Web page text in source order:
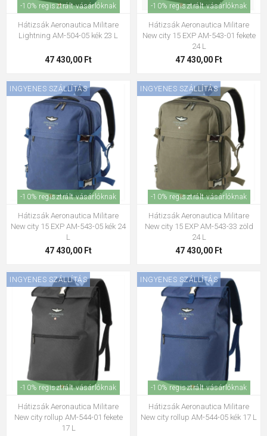
-10% regisztrált vásárlóknak
Hátizsák Aeronautica Militare
Lightning AM-504-05 kék 23 L
47 430,00 Ft
-10% regisztrált vásárlóknak
Hátizsák Aeronautica Militare
New city 15 EXP AM-543-01 fekete
24 L
47 430,00 Ft
INGYENES SZÁLLÍTÁS
-10% regisztrált vásárlóknak
Hátizsák Aeronautica Militare
New city 15 EXP AM-543-05 kék 24
L
47 430,00 Ft
INGYENES SZÁLLÍTÁS
-10% regisztrált vásárlóknak
Hátizsák Aeronautica Militare
New city 15 EXP AM-543-33 zöld
24 L
47 430,00 Ft
INGYENES SZÁLLÍTÁS
-10% regisztrált vásárlóknak
Hátizsák Aeronautica Militare
New city rollup AM-544-01 fekete
17 L
INGYENES SZÁLLÍTÁS
-10% regisztrált vásárlóknak
Hátizsák Aeronautica Militare
New city rollup AM-544-05 kék 17 L